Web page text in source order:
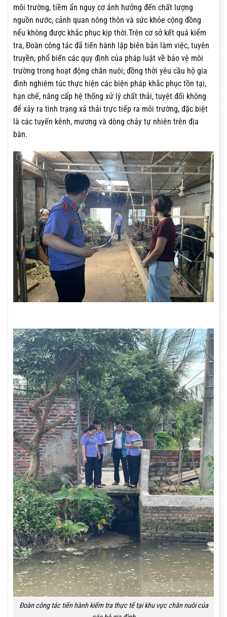
môi trường, tiềm ẩn nguy cơ ảnh hưởng đến chất lượng
nguồn nước, cảnh quan nông thôn và sức khỏe cộng đồng
nếu không được khắc phục kịp thời.Trên cơ sở kết quả kiểm
tra, Đoàn công tác đã tiến hành lập biên bản làm việc, tuyên
truyền, phổ biến các quy định của pháp luật về bảo vệ môi
trường trong hoạt động chăn nuôi; đồng thời yêu cầu hộ gia
đình nghiêm túc thực hiện các biện pháp khắc phục tồn tại,
hạn chế, nâng cấp hệ thống xử lý chất thải, tuyệt đối không
để xảy ra tình trạng xả thải trực tiếp ra môi trường, đặc biệt
là các tuyến kênh, mương và dòng chảy tự nhiên trên địa
bàn.
Đoàn công tác tiến hành kiểm tra thực tế tại khu vực chăn nuôi của